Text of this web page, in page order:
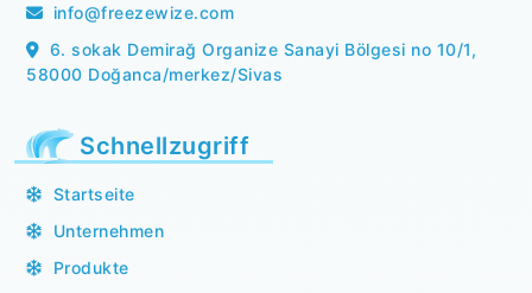
info@freezewize.com
6. sokak Demirağ Organize Sanayi Bölgesi no 10/1,
58000 Doğanca/merkez/Sivas
Schnellzugriff
Startseite
Unternehmen
Produkte